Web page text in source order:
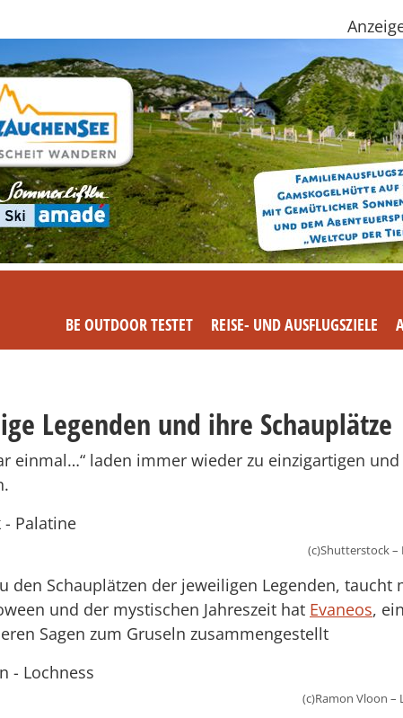
BE OUTDOOR TESTET REISE- UND AUSFLUGSZIELE
Legenden und ihre Schauplätze
einmal…“ laden immer wieder zu einzigartigen
(c)Shutterstock –
den Schauplätzen der jeweiligen Legenden,
und der mystischen Jahreszeit hat Evaneos,
Sagen zum Gruseln zusammengestellt
(c)Ramon Vloon –